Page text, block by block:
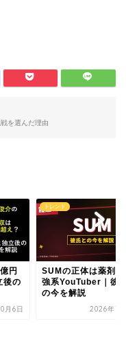
を選んだ理由
円
後の
月6日
トレンド
SUMの正体は薬剤師
強系YouTuber｜彼
の今を解説
2026年7